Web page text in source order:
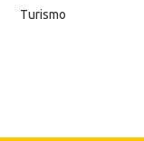
Turismo